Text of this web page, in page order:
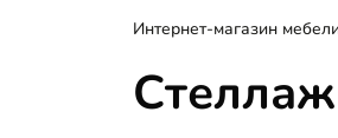
Интернет-магазин